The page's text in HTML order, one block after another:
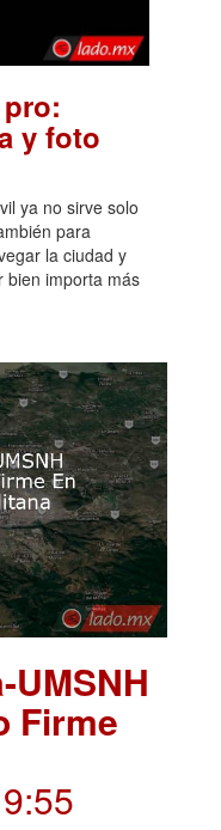
y foto
ya no sirve solo
para
la ciudad y
bien importa más
Firme